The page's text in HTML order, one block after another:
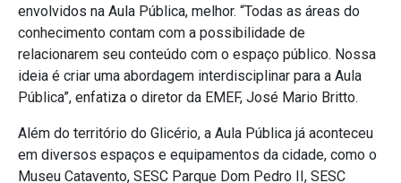
envolvidos na Aula Pública, melhor. “Todas as áreas do
conhecimento contam com a possibilidade de
relacionarem seu conteúdo com o espaço público. Nossa
ideia é criar uma abordagem interdisciplinar para a Aula
Pública”, enfatiza o diretor da EMEF, José Mario Britto.
Além do território do Glicério, a Aula Pública já aconteceu
em diversos espaços e equipamentos da cidade, como o
Museu Catavento, SESC Parque Dom Pedro II, SESC